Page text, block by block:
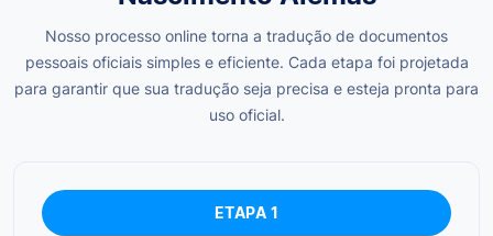
Nosso processo online torna a tradução de documentos
pessoais oficiais simples e eficiente. Cada etapa foi projetada
para garantir que sua tradução seja precisa e esteja pronta para
uso oficial.
ETAPA 1